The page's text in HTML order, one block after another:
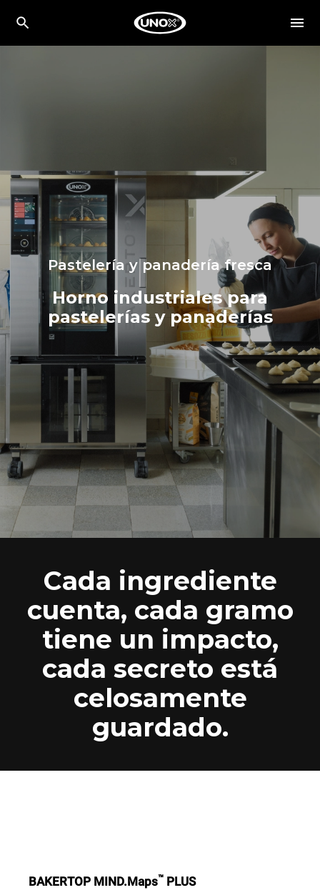
Pastelería y panadería fresca
Horno industriales para
pastelerías y panaderías
Cada ingrediente
cuenta, cada gramo
tiene un impacto,
cada secreto está
celosamente
guardado.
BAKERTOP MIND.Maps™ PLUS